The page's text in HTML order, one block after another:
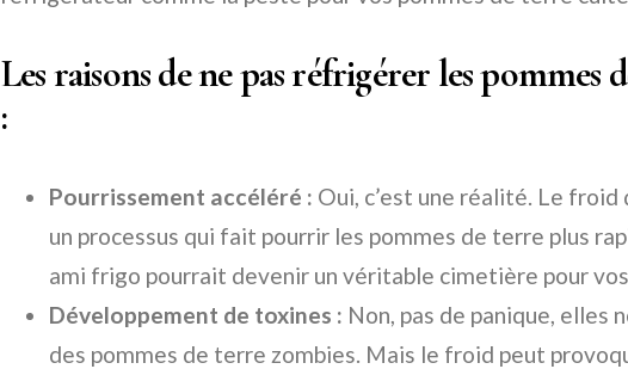
Les raisons de ne pas réfrigérer les pommes
:
Pourrissement accéléré : Oui, c’est une réalité. Le
un processus qui fait pourrir les pommes de terre plus
ami frigo pourrait devenir un véritable cimetière pour
Développement de toxines : Non, pas de panique, elles
des pommes de terre zombies. Mais le froid peut